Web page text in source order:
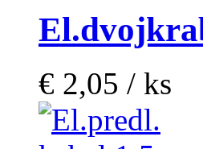
€ 2,05 / ks